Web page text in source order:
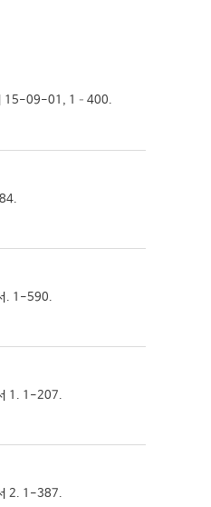
서 15-09-01, 1–400.
. 1-590.
1. 1-207.
2. 1-387.